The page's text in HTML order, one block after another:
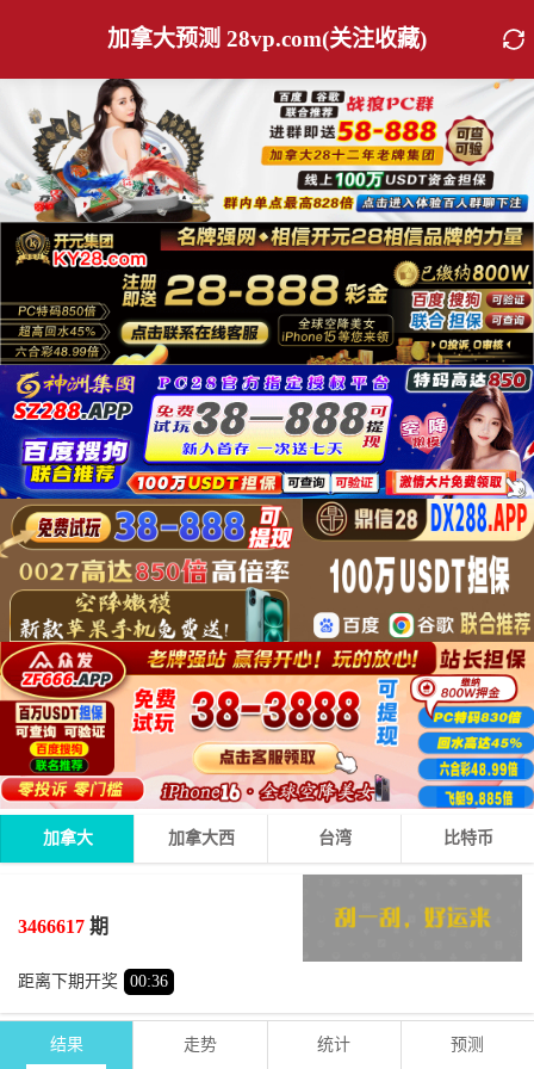
加拿大预测 28vp.com(关注收藏)
加拿大 加拿大西 台湾 比特币
3466617 期
距离下期开奖 00:36
5 + 0 + 6 = 11
期号 号码
结果 走势 统计 预测